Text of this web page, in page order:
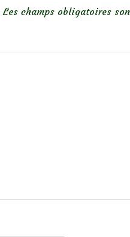
Les champs obligatoires